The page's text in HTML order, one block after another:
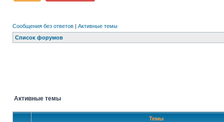
Сообщения без ответов | Активные темы
Список форумов
Активные темы
Темы